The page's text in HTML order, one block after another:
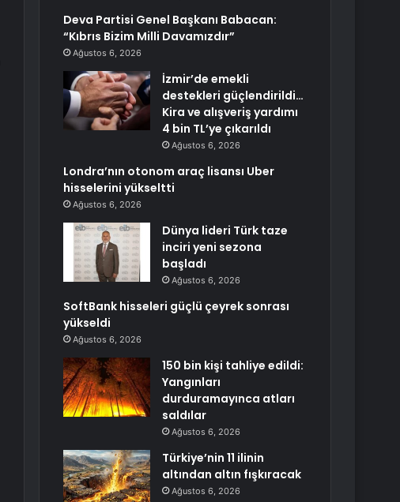
Deva Partisi Genel Başkanı Babacan:
“Kıbrıs Bizim Milli Davamızdır”
Ağustos 6, 2026
İzmir’de emekli
destekleri güçlendirildi…
Kira ve alışveriş yardımı
4 bin TL’ye çıkarıldı
Ağustos 6, 2026
Londra’nın otonom araç lisansı Uber
hisselerini yükseltti
Ağustos 6, 2026
Dünya lideri Türk taze
inciri yeni sezona
başladı
Ağustos 6, 2026
SoftBank hisseleri güçlü çeyrek sonrası
yükseldi
Ağustos 6, 2026
150 bin kişi tahliye edildi:
Yangınları
durduramayınca atları
saldılar
Ağustos 6, 2026
Türkiye’nin 11 ilinin
altından altın fışkıracak
Ağustos 6, 2026